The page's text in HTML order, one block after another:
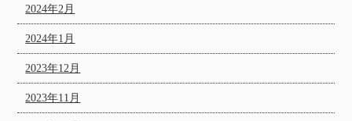
2024年2月
2024年1月
2023年12月
2023年11月